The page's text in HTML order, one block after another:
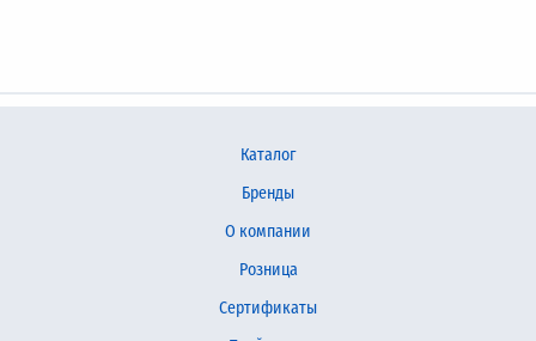
Каталог
Бренды
О компании
Розница
Сертификаты